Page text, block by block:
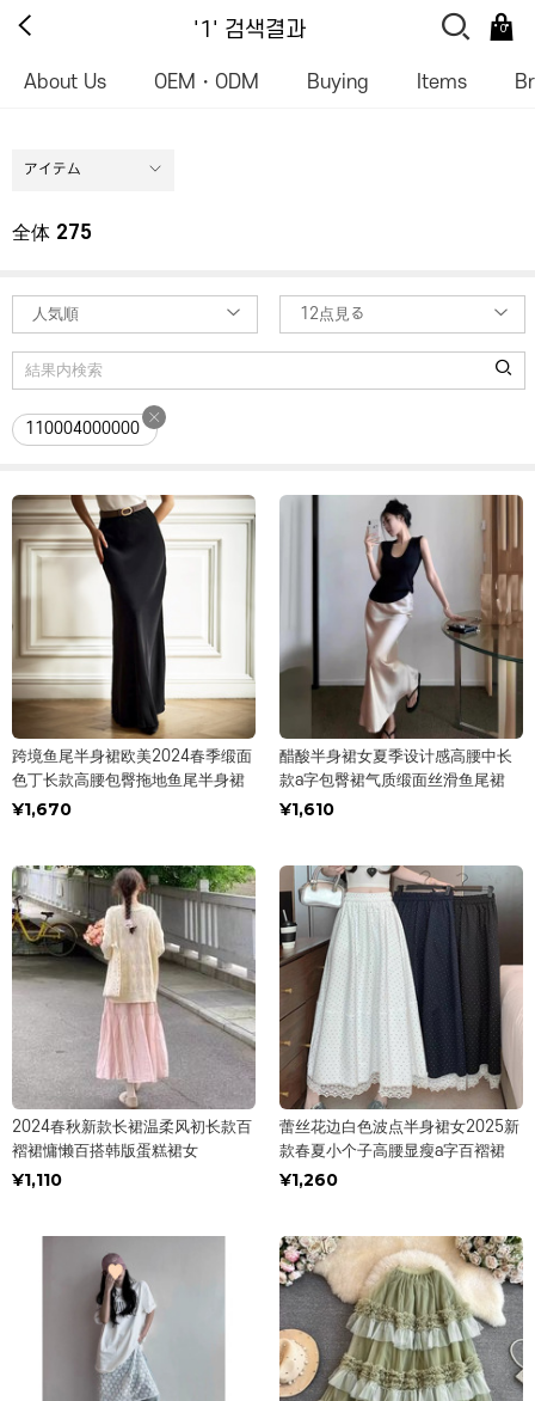
'1' 검색결과 0
About Us OEM・ODM Buying Items
アイテム
全体 275
人気順 12点見る
110004000000
跨境鱼尾半身裙欧美2024春季缎面
色丁长款高腰包臀拖地鱼尾半身裙
¥1,670
醋酸半身裙女夏季设计感高腰中长
款a字包臀裙气质缎面丝滑鱼尾裙
¥1,610
2024春秋新款长裙温柔风初长款百
褶裙慵懒百搭韩版蛋糕裙女
¥1,110
蕾丝花边白色波点半身裙女2025新
款春夏小个子高腰显瘦a字百褶裙
¥1,260